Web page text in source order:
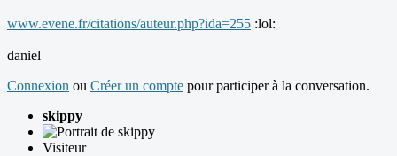
www.evene.fr/citations/auteur.php?ida=255 :lol:
daniel
Connexion ou Créer un compte pour participer à la conversation.
skippy
Visiteur